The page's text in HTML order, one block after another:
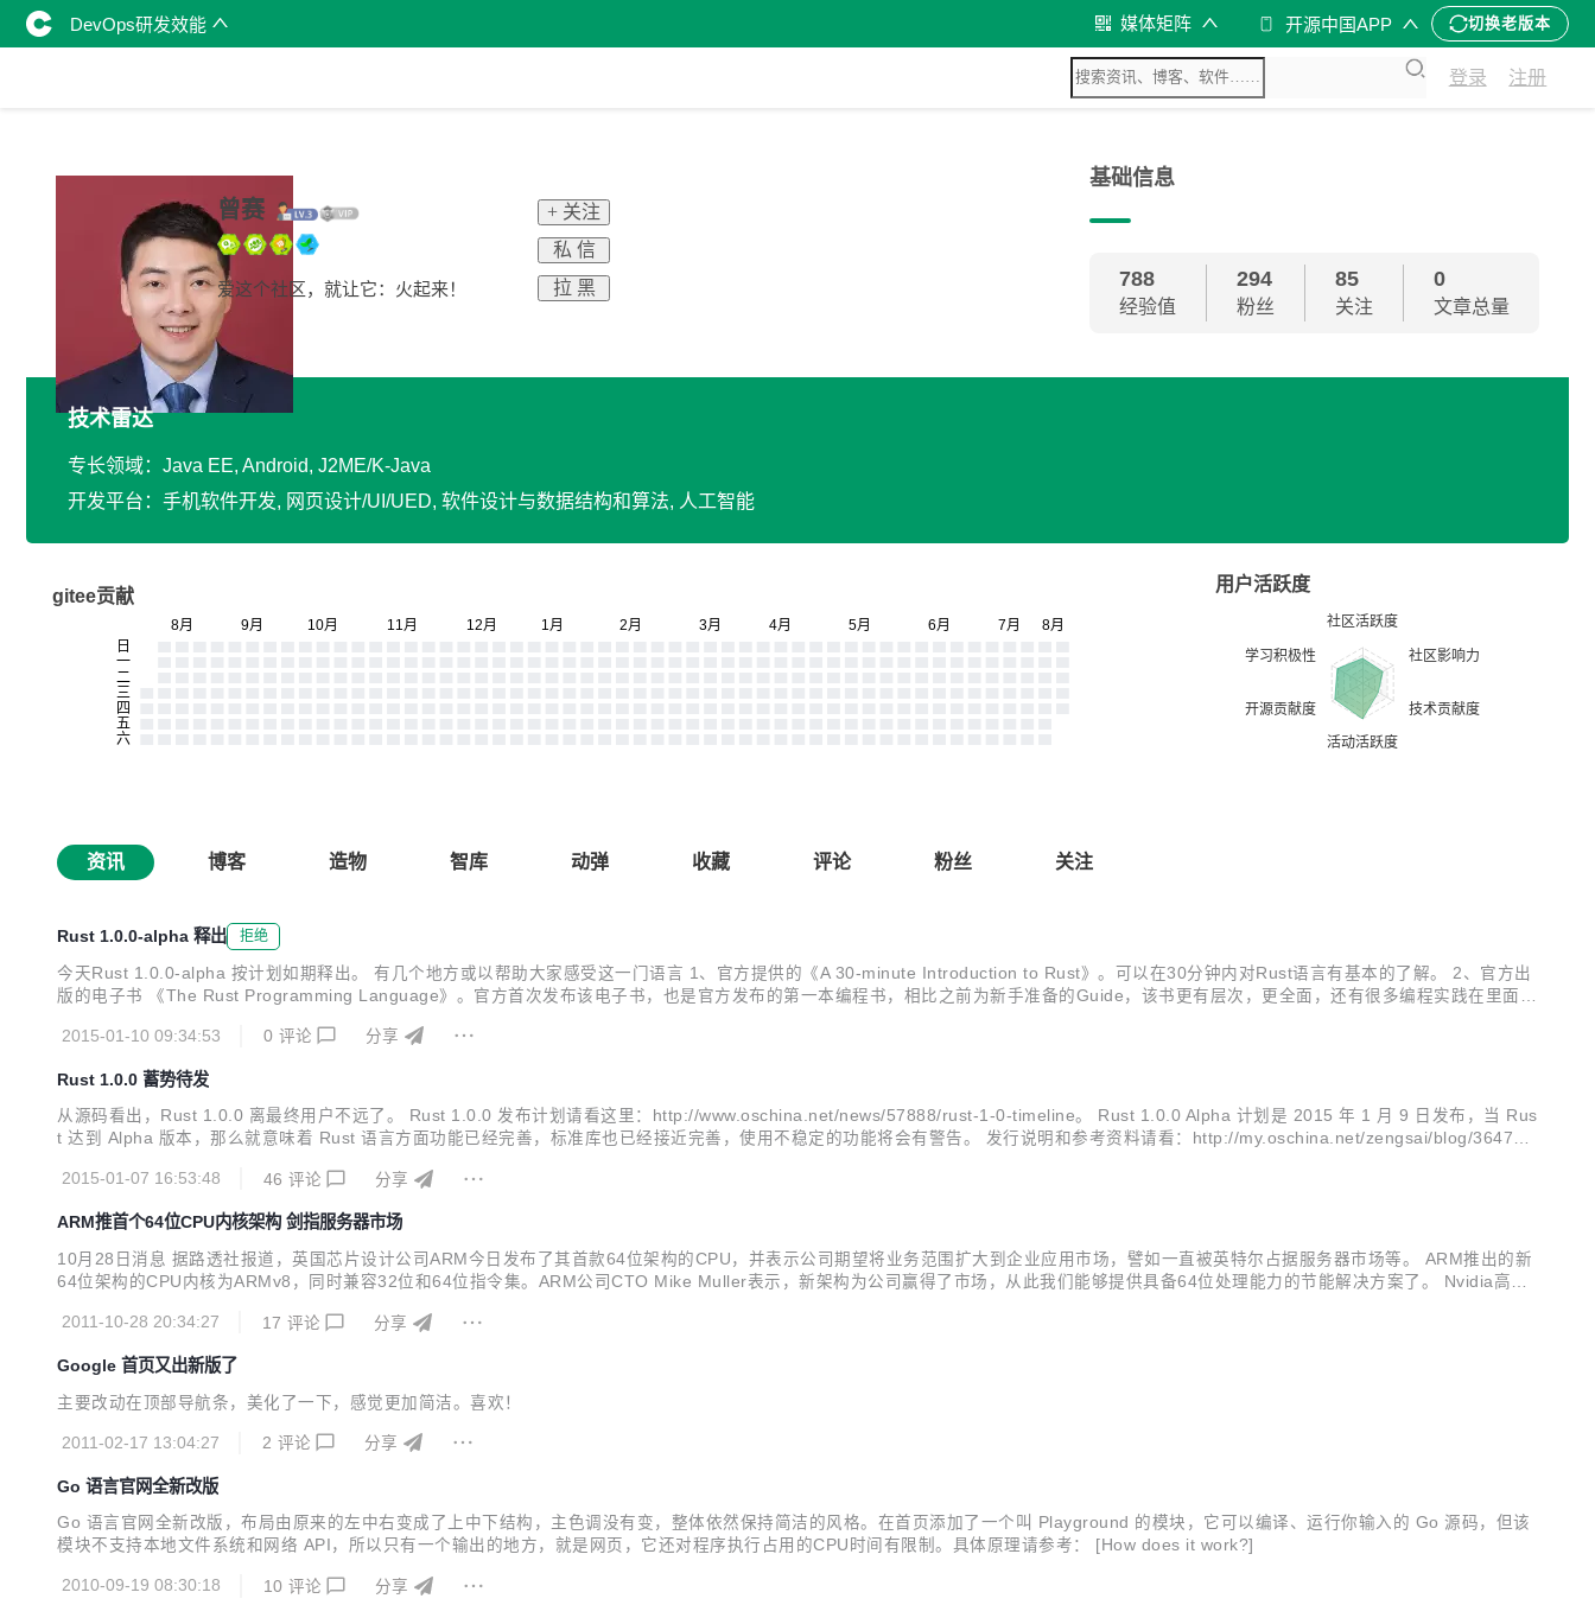
DevOps研发效能 媒体矩阵 开源中国APP 切换老版本
登录 注册
曾赛
爱这个社区，就让它：火起来！
+ 关注
私 信
拉 黑
基础信息
788
经验值
294
粉丝
85
关注
0
文章总量
技术雷达
专长领域：Java EE, Android, J2ME/K-Java
开发平台：手机软件开发, 网页设计/UI/UED, 软件设计与数据结构和算法, 人工智能
gitee贡献
用户活跃度
资讯 博客 造物 智库 动弹 收藏 评论 粉丝 关注
Rust 1.0.0-alpha 释出 拒绝
今天Rust 1.0.0-alpha 按计划如期释出。 有几个地方或以帮助大家感受这一门语言 1、官方提供的《A 30-minute Introduction to Rust》。可以在30分钟内对Rust语言有基本的了解。 2、官方出
版的电子书 《The Rust Programming Language》。官方首次发布该电子书，也是官方发布的第一本编程书，相比之前为新手准备的Guide，该书更有层次，更全面，还有很多编程实践在里面，
2015-01-10 09:34:53
0 评论 分享
Rust 1.0.0 蓄势待发
从源码看出，Rust 1.0.0 离最终用户不远了。 Rust 1.0.0 发布计划请看这里：http://www.oschina.net/news/57888/rust-1-0-timeline。 Rust 1.0.0 Alpha 计划是 2015 年 1 月 9 日发布，当 Rus
t 达到 Alpha 版本，那么就意味着 Rust 语言方面功能已经完善，标准库也已经接近完善，使用不稳定的功能将会有警告。 发行说明和参考资料请看：http://my.oschina.net/zengsai/blog/364775
2015-01-07 16:53:48
46 评论 分享
ARM推首个64位CPU内核架构 剑指服务器市场
10月28日消息 据路透社报道，英国芯片设计公司ARM今日发布了其首款64位架构的CPU，并表示公司期望将业务范围扩大到企业应用市场，譬如一直被英特尔占据服务器市场等。 ARM推出的新
64位架构的CPU内核为ARMv8，同时兼容32位和64位指令集。ARM公司CTO Mike Muller表示，新架构为公司赢得了市场，从此我们能够提供具备64位处理能力的节能解决方案了。 Nvidia高级
级电脑市场。” A...
2011-10-28 20:34:27 17 评论 分享
Google 首页又出新版了
主要改动在顶部导航条，美化了一下，感觉更加简洁。喜欢！
2011-02-17 13:04:27 2 评论 分享
Go 语言官网全新改版
Go 语言官网全新改版，布局由原来的左中右变成了上中下结构，主色调没有变，整体依然保持简洁的风格。在首页添加了一个叫 Playground 的模块，它可以编译、运行你输入的 Go 源码，但该
模块不支持本地文件系统和网络 API，所以只有一个输出的地方，就是网页，它还对程序执行占用的CPU时间有限制。具体原理请参考： [How does it work?]
2010-09-19 08:30:18 10 评论 分享